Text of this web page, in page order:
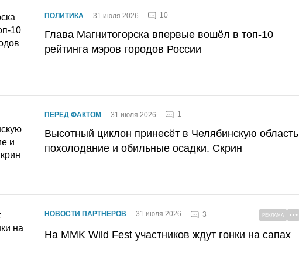
ПОЛИТИКА 31 июля 2026 10
Глава Магнитогорска впервые вошёл в топ-10
рейтинга мэров городов России
ПЕРЕД ФАКТОМ 31 июля 2026 1
Высотный циклон принесёт в Челябинскую область
похолодание и обильные осадки. Скрин
НОВОСТИ ПАРТНЕРОВ 31 июля 2026 3 РЕКЛАМА
На MMK Wild Fest участников ждут гонки на сапах